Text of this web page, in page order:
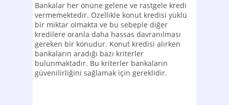
Bankalar her önüne gelene ve rastgele kredi
vermemektedir. Özellikle konut kredisi yüklü
bir miktar olmakta ve bu sebeple diğer
kredilere oranla daha hassas davranılması
gereken bir konudur. Konut kredisi alırken
bankaların aradığı bazı kriterler
bulunmaktadır. Bu kriterler bankaların
güvenilirliğini sağlamak için gereklidir.